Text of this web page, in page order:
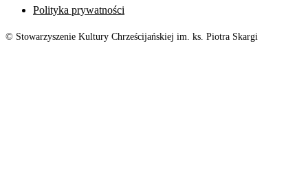
Polityka prywatności
© Stowarzyszenie Kultury Chrześcijańskiej im. ks. Piotra Skargi